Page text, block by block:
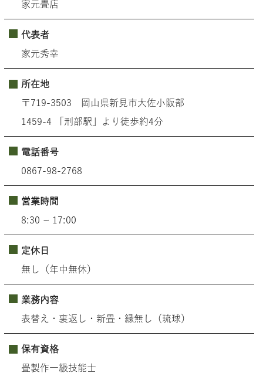
家元畳店
代表者
家元秀幸
所在地
〒719-3503 岡山県新見市大佐小阪部
1459-4 「刑部駅」より徒歩約4分
電話番号
0867-98-2768
営業時間
8:30 ~ 17:00
定休日
無し（年中無休）
業務内容
表替え・裏返し・新畳・縁無し（琉球）
保有資格
畳製作一級技能士